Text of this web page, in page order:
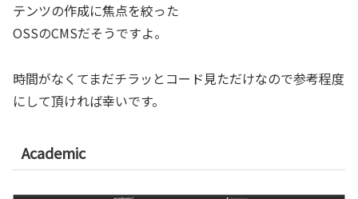
テンツの作成に焦点を絞った
OSSのCMSだそうですよ。
時間がなくてまだチラッとコード見ただけなので参考程度
にして頂ければ幸いです。
Academic